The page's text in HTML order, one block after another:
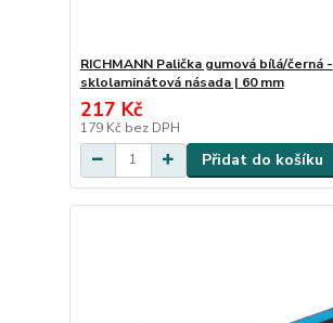
RICHMANN Palička gumová bílá/černá -
sklolaminátová násada | 60 mm
217 Kč
179 Kč bez DPH
Přidat do košíku